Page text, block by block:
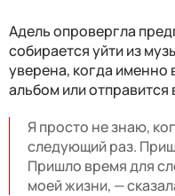
Адель опровергла
собирается уйти из
уверена, когда именно
альбом или отправится
Я просто не знаю,
следующий раз.
Пришло время для
моей жизни, —